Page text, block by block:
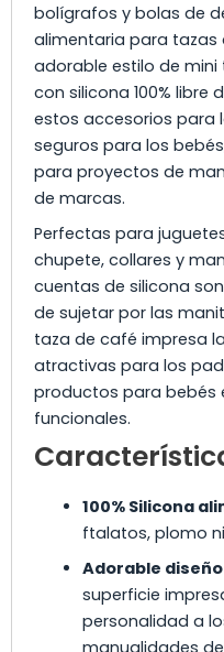
bolígrafos y bolas de
alimentaria para tazas
adorable estilo de
con silicona 100% libre
estos accesorios para
seguros para los
para proyectos de
de marcas.
Perfectas para
chupete, collares y
cuentas de silicona
de sujetar por las
taza de café impresa
atractivas para los
productos para bebés
funcionales.
100% Silicona
ftalatos, plomo
Adorable
superficie
personalidad a
manualidades